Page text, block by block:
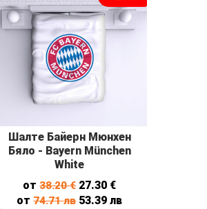
Шалте Байерн Мюнхен
Бяло - Bayern München
White
от38.20€ 27.30 €
от74.71лв 53.39лв